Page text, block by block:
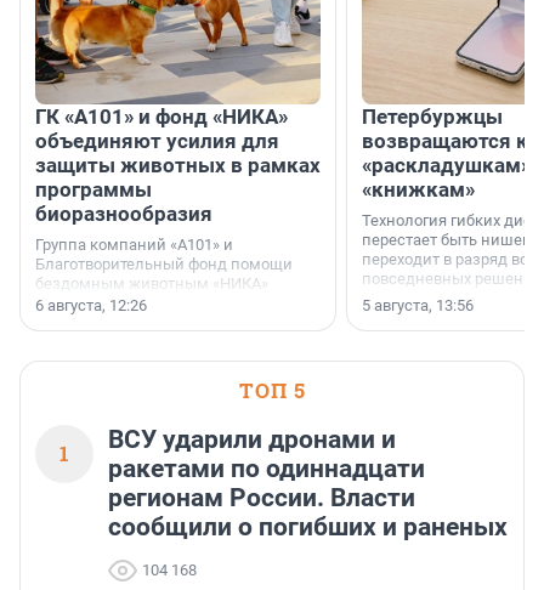
ГК «А101» и фонд «НИКА»
объединяют усилия для
защиты животных в рамках
программы
биоразнообразия
Группа компаний «А101» и
Благотворительный фонд помощи
бездомным животным «НИКА»
заключили соглашение о
6 августа, 12:26
Петербуржцы
возвращаются к
«раскладушкам»
«книжкам»
Технология гибких
перестает быть
переходит в разряд
повседневных
5 августа, 13:56
ТОП 5
1
ВСУ ударили дронами и
ракетами по одиннадцати
регионам России. Власти
сообщили о погибших и раненых
104 168